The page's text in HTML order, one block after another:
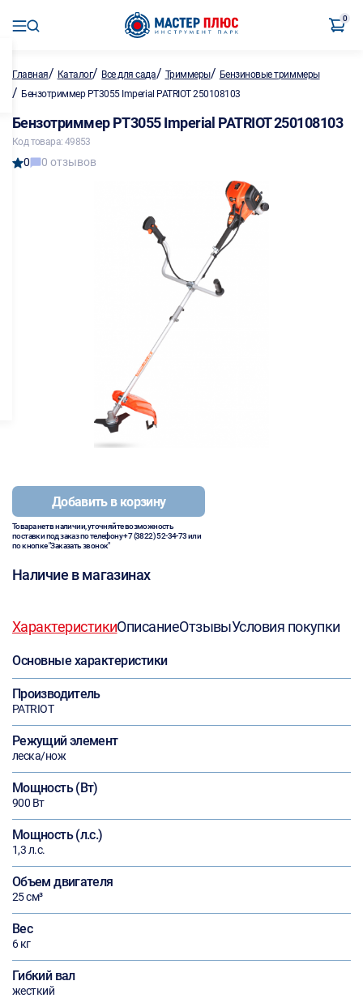
0
Главная/ Каталог/ Все для сада/ Триммеры/ Бензиновые триммеры
/ Бензотриммер PT3055 Imperial PATRIOT 250108103
Бензотриммер PT3055 Imperial PATRIOT 250108103
Код товара: 49853
0 0 отзывов
Добавить в корзину
Товара нет в наличии, уточняйте возможность
поставки под заказ по телефону+7 (3822) 52-34-73или
по кнопке "Заказать звонок"
Наличие в магазинах
ХарактеристикиОписаниеОтзывыУсловия покупки
Основные характеристики
Производитель
PATRIOT
Режущий элемент
леска/нож
Мощность (Вт)
900 Вт
Мощность (л.с.)
1,3 л.с.
Объем двигателя
25 см³
Вес
6 кг
Гибкий вал
жесткий